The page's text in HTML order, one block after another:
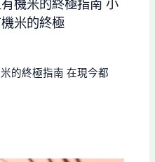
機米的終極指南 小
米的終極
的終極指南 在現今都